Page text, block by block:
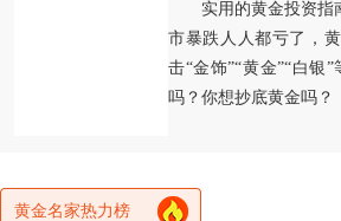
实用的黄金投资指
市暴跌人人都亏了，
击“金饰”“黄金”“白银
吗？你想抄底黄金吗？
黄金名家热力榜